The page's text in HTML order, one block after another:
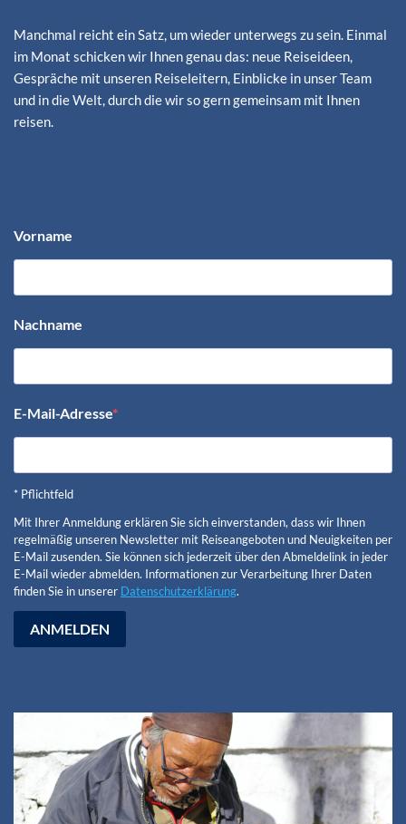
Manchmal reicht ein Satz, um wieder unterwegs zu sein. Einmal
im Monat schicken wir Ihnen genau das: neue Reiseideen,
Gespräche mit unseren Reiseleitern, Einblicke in unser Team
und in die Welt, durch die wir so gern gemeinsam mit Ihnen
reisen.
Vorname
Nachname
E-Mail-Adresse
* Pflichtfeld
Mit Ihrer Anmeldung erklären Sie sich einverstanden, dass wir Ihnen
regelmäßig unseren Newsletter mit Reiseangeboten und Neuigkeiten per
E-Mail zusenden. Sie können sich jederzeit über den Abmeldelink in jeder
E-Mail wieder abmelden. Informationen zur Verarbeitung Ihrer Daten
finden Sie in unserer Datenschutzerklärung.
ANMELDEN